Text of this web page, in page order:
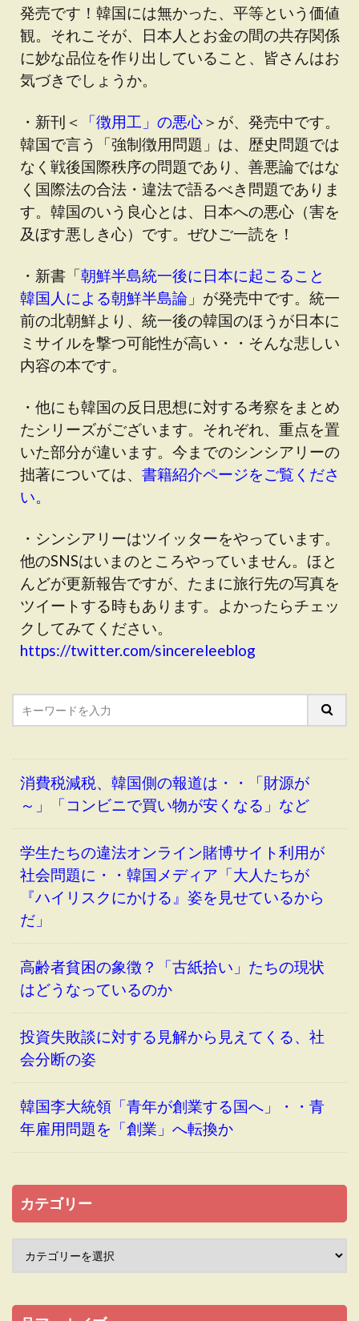
発売です！韓国には無かった、平等という価値
観。それこそが、日本人とお金の間の共存関係
に妙な品位を作り出していること、皆さんはお
気づきでしょうか。
・新刊＜ 「徴用工」の悪心＞が、発売中です。
韓国で言う「強制徴用問題」は、歴史問題では
なく戦後国際秩序の問題であり、善悪論ではな
く国際法の合法・違法で語るべき問題でありま
す。韓国のいう良心とは、日本への悪心（害を
及ぼす悪しき心）です。ぜひご一読を！
・新書「朝鮮半島統一後に日本に起こること
韓国人による朝鮮半島論 」が発売中です。統一
前の北朝鮮より、統一後の韓国のほうが日本に
ミサイルを撃つ可能性が高い・・そんな悲しい
内容の本です。
・他にも韓国の反日思想に対する考察をまとめ
たシリーズがございます。それぞれ、重点を置
いた部分が違います。今までのシンシアリーの
拙著については、 書籍紹介ページをご覧くださ
い。
・シンシアリーはツイッターをやっています。
他のSNSはいまのところやっていません。ほと
んどが更新報告ですが、たまに旅行先の写真を
ツイートする時もあります。よかったらチェッ
クしてみてください。
https://twitter.com/sincereleeblog
消費税減税、韓国側の報道は・・「財源が
～」「コンビニで買い物が安くなる」など
学生たちの違法オンライン賭博サイト利用が
社会問題に・・韓国メディア「大人たちが
『ハイリスクにかける』姿を見せているから
だ」
高齢者貧困の象徴？「古紙拾い」たちの現状
はどうなっているのか
投資失敗談に対する見解から見えてくる、社
会分断の姿
韓国李大統領「青年が創業する国へ」・・青
年雇用問題を「創業」へ転換か
カテゴリー